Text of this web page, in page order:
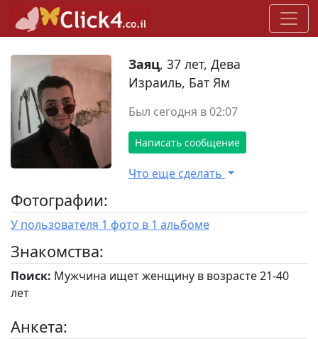
Заяц, 37 лет, Дева
Израиль, Бат Ям
Был сегодня в 02:07
Написать сообщение
Что еще сделать
Фотографии:
У пользователя 1 фото в 1 альбоме
Знакомства:
Поиск: Мужчина ищет женщину в возрасте 21-40
лет
Анкета: